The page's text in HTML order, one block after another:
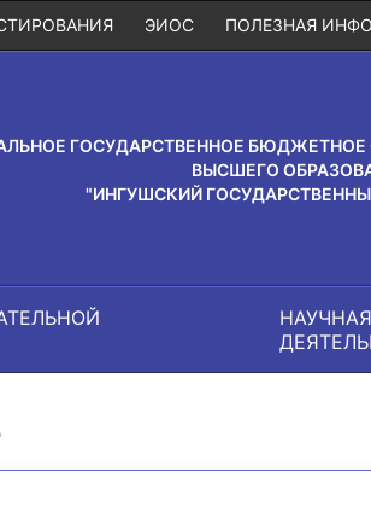
ПОЛЕЗНАЯ
ЭИОС
ГОСУДАРСТВЕННОЕ БЮДЖЕТНОЕ
ВЫСШЕГО
"ИНГУШСКИЙ
НАУЧНАЯ